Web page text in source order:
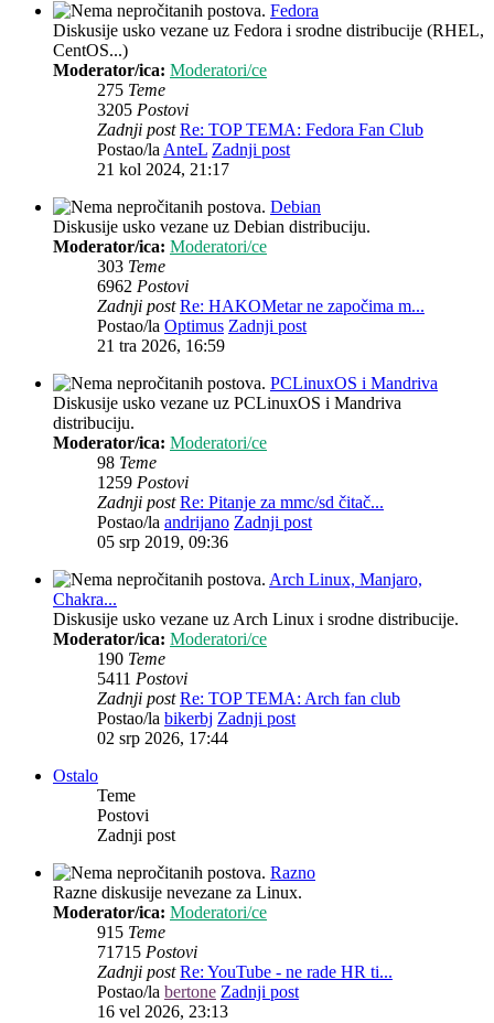
Fedora
Diskusije usko vezane uz Fedora i srodne distribucije (RHEL,
CentOS...)
Moderator/ica: Moderatori/ce
275 Teme
3205 Postovi
Zadnji post Re: TOP TEMA: Fedora Fan Club
Postao/laAnteL Zadnji post
21 kol 2024, 21:17
Debian
Diskusije usko vezane uz Debian distribuciju.
Moderator/ica: Moderatori/ce
303 Teme
6962 Postovi
Zadnji post Re: HAKOMetar ne započima m...
Postao/la Optimus Zadnji post
21 tra 2026, 16:59
PCLinuxOS i Mandriva
Diskusije usko vezane uz PCLinuxOS i Mandriva
distribuciju.
Moderator/ica: Moderatori/ce
98 Teme
1259 Postovi
Zadnji post Re: Pitanje za mmc/sd čitač...
Postao/la andrijano Zadnji post
05 srp 2019, 09:36
Arch Linux, Manjaro,
Chakra...
Diskusije usko vezane uz Arch Linux i srodne distribucije.
Moderator/ica: Moderatori/ce
190 Teme
5411 Postovi
Zadnji post Re: TOP TEMA: Arch fan club
Postao/la bikerbj Zadnji post
02 srp 2026, 17:44
Ostalo
Teme
Postovi
Zadnji post
Razno
Razne diskusije nevezane za Linux.
Moderator/ica: Moderatori/ce
915 Teme
71715 Postovi
Zadnji post Re: YouTube - ne rade HR ti...
Postao/la bertone Zadnji post
16 vel 2026, 23:13